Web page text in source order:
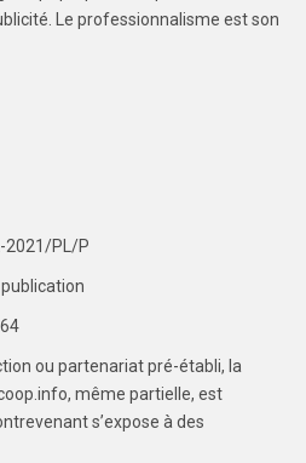
Le professionnalisme est son
2021/PL/P
ou partenariat pré-établi, la
même partielle, est
s’expose à des